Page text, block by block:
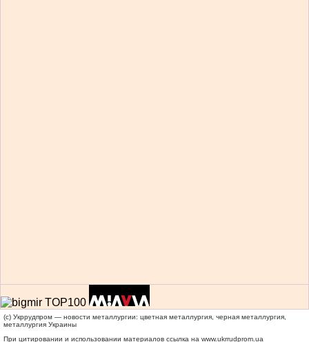
(c) Укррудпром — новости металлургии: цветная металлургия, черная металлургия,
металлургия Украины
При цитировании и использовании материалов ссылка на www.ukrrudprom.ua